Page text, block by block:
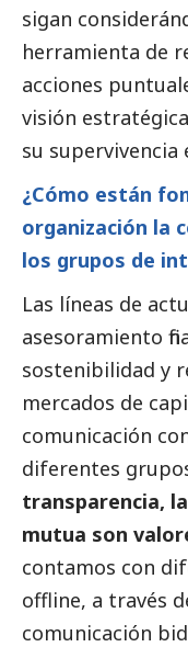
sigan
herramienta de
acciones
visión
su
¿Cómo están
organización la
los grupos de
Las líneas de
asesoramiento
sostenibilidad y
mercados de
comunicación
diferentes
transparencia,
mutua son
contamos con
offline, a través
comunicación